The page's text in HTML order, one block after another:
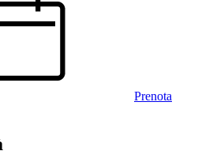
Prenota